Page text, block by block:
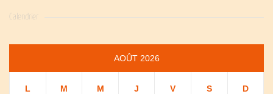
Calendrier
AOÛT 2026
L M M J V S D